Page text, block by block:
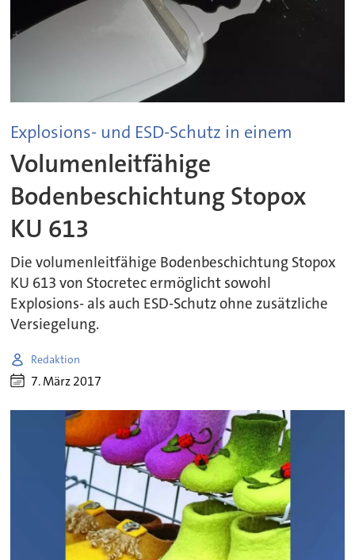
Explosions- und ESD-Schutz in einem
Volumenleitfähige
Bodenbeschichtung Stopox
KU 613
Die volumenleitfähige Bodenbeschichtung Stopox
KU 613 von Stocretec ermöglicht sowohl
Explosions- als auch ESD-Schutz ohne zusätzliche
Versiegelung.
Redaktion
7. März 2017